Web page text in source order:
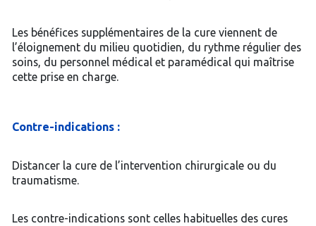
Les bénéfices supplémentaires de la cure viennent de
l’éloignement du milieu quotidien, du rythme régulier des
soins, du personnel médical et paramédical qui maîtrise
cette prise en charge.
Contre-indications :
Distancer la cure de l’intervention chirurgicale ou du
traumatisme.
Les contre-indications sont celles habituelles des cures